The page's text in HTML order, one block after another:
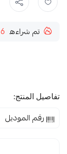
تم شراءه 6
تفاصيل المنتج:
رقم الموديل